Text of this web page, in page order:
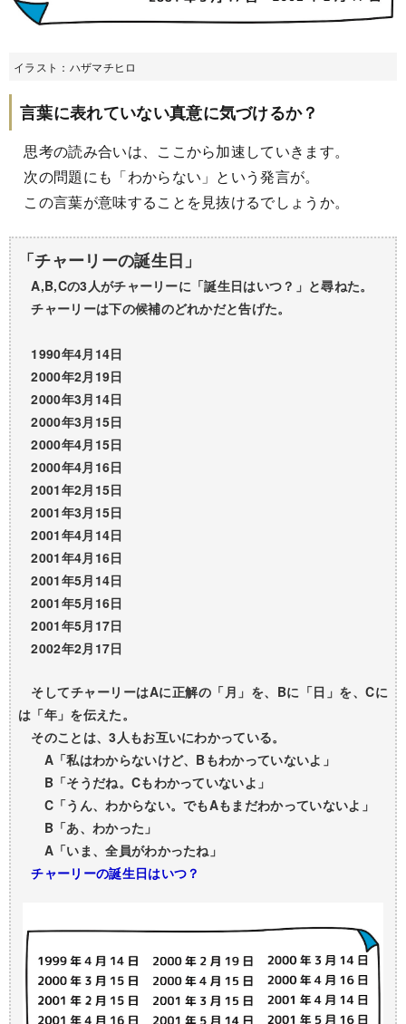
イラスト：ハザマチヒロ
言葉に表れていない真意に気づけるか？
思考の読み合いは、ここから加速していきます。
次の問題にも「わからない」という発言が。
この言葉が意味することを見抜けるでしょうか。
「チャーリーの誕生日」
A,B,Cの3人がチャーリーに「誕生日はいつ？」と尋ねた。
チャーリーは下の候補のどれかだと告げた。
1990年4月14日
2000年2月19日
2000年3月14日
2000年3月15日
2000年4月15日
2000年4月16日
2001年2月15日
2001年3月15日
2001年4月14日
2001年4月16日
2001年5月14日
2001年5月16日
2001年5月17日
2002年2月17日
そしてチャーリーはAに正解の「月」を、Bに「日」を、Cに
は「年」を伝えた。
そのことは、3人もお互いにわかっている。
A「私はわからないけど、Bもわかっていないよ」
B「そうだね。Cもわかっていないよ」
C「うん、わからない。でもAもまだわかっていないよ」
B「あ、わかった」
A「いま、全員がわかったね」
チャーリーの誕生日はいつ？